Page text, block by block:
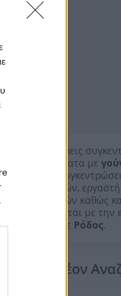
Εδώ θα βρεις
καταστήματα με
έχουμε
γουναρικών,
γουναρικών καθώς
ασχολούνται με την
γουνών σε Ρόδος.
Επιπλέον